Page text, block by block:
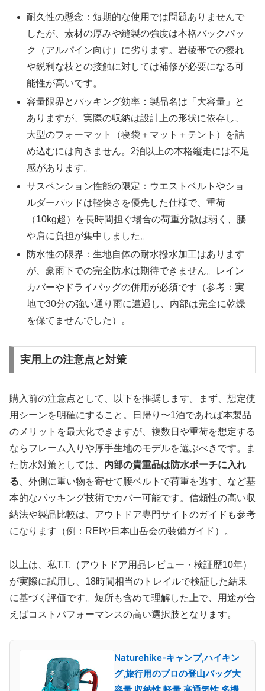
耐久性の懸念：短期的な使用では問題ありませんで
したが、素材の厚みや縫製の強度は本格バックパッ
ク（アルパイン向け）に劣ります。岩稜帯での擦れ
や鋭利な枝との接触に対しては補修が必要になる可
能性が高いです。
容量限界とパッキング効率：製品名は「大容量」と
ありますが、実際の収納は設計上の形状に依存し、
大型のフォーマット（寝袋＋マット＋テント）を詰
め込むには向きません。2泊以上の本格縦走には不足
感があります。
サスペンション性能の限定：ウエストベルトやショ
ルダーパッドは軽快さを優先した仕様で、重荷
（10kg超）を長時間担ぐ場合の荷重分散は弱く、腰
や肩に負担が集中しました。
防水性の限界：生地自体の耐水撥水加工はあります
が、豪雨下での完全防水は期待できません。レイン
カバーやドライバッグの併用が必須です（参考：実
地で30分の強い通り雨に遭遇し、内部は完全に乾燥
を保てませんでした）。
実用上の注意点と対策
購入前の注意点として、以下を推奨します。まず、想定使
用シーンを明確にすること。日帰り〜1泊であれば本製品
のメリットを最大化できますが、複数日や重荷を想定する
ならフレーム入りや厚手生地のモデルを選ぶべきです。ま
た防水対策としては、 内部の貴重品は防水ポーチに入れ
る 、外側に重い物を寄せて腰ベルトで荷重を逃す、など基
本的なパッキング技術でカバー可能です。信頼性の高い収
納法や製品比較は、アウトドア専門サイトのガイドも参考
になります（例：REIや日本山岳会の装備ガイド）。
以上は、私T.T.（アウトドア用品レビュー・検証歴10年）
が実際に試用し、18時間相当のトレイルで検証した結果
に基づく評価です。短所も含めて理解した上で、用途が合
えばコストパフォーマンスの高い選択肢となります。
Naturehike-キャンプ,ハイキン
グ,旅行用のプロの登山バッグ大